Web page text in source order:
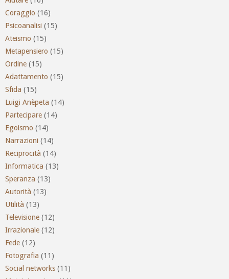
Coraggio (16)
Psicoanalisi (15)
Ateismo (15)
Metapensiero (15)
Ordine (15)
Adattamento (15)
Sfida (15)
Luigi Anèpeta (14)
Partecipare (14)
Egoismo (14)
Narrazioni (14)
Reciprocità (14)
Informatica (13)
Speranza (13)
Autorità (13)
Utilità (13)
Televisione (12)
Irrazionale (12)
Fede (12)
Fotografia (11)
Social networks (11)